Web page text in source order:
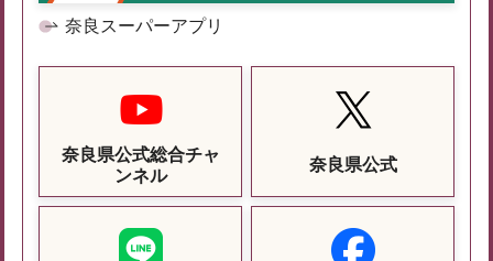
奈良スーパーアプリ
奈良県公式総合チャ
ンネル
奈良県公式